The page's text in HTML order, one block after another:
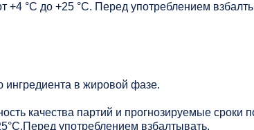
+4 °C до +25 °C. Перед употреблением
ингредиента в жировой фазе.
качества партий и прогнозируемые сроки
употреблением взбалтывать.